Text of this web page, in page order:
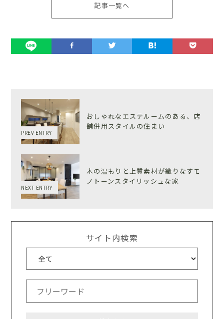
記事一覧へ
PREV ENTRY
おしゃれなエステルームのある、店
舗併用スタイルの住まい
NEXT ENTRY
木の温もりと上質素材が織りなすモ
ノトーンスタイリッシュな家
サイト内検索